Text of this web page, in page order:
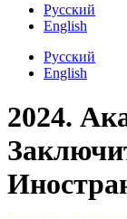
Русский
English
Русский
English
2024.